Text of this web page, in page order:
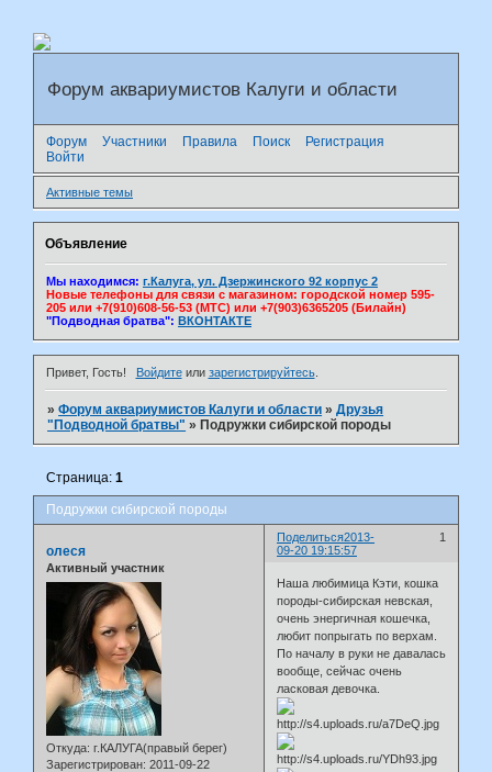
Форум аквариумистов Калуги и области
Форум Участники Правила Поиск
Регистрация
Войти
Активные темы
Объявление
Мы находимся: г.Калуга, ул. Дзержинского 92 корпус 2
Новые телефоны для связи с магазином: городской номер 595-
205 или +7(910)608-56-53 (МТС) или +7(903)6365205 (Билайн)
"Подводная братва": ВКОНТАКТЕ
Привет, Гость! Войдитеили зарегистрируйтесь.
»Форум аквариумистов Калуги и области »Друзья
"Подводной братвы" » Подружки сибирской породы
Подружки сибирской породы
Страница:1
Поделиться 1
2013-
09-20 19:15:57
олеся
Активный участник
Откуда: г.КАЛУГА(правый берег)
Зарегистрирован: 2011-09-22
Наша любимица Кэти, кошка
породы-сибирская невская,
очень энергичная кошечка,
любит попрыгать по верхам.
По началу в руки не давалась
вообще, сейчас очень
ласковая девочка.